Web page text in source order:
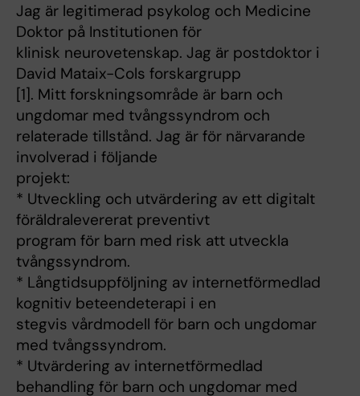
Jag är legitimerad psykolog och Medicine
Doktor på Institutionen för
klinisk neurovetenskap. Jag är postdoktor i
David Mataix-Cols forskargrupp
[1]. Mitt forskningsområde är barn och
ungdomar med tvångssyndrom och
relaterade tillstånd. Jag är för närvarande
involverad i följande
projekt:
* Utveckling och utvärdering av ett digitalt
föräldralevererat preventivt
program för barn med risk att utveckla
tvångssyndrom.
* Långtidsuppföljning av internetförmedlad
kognitiv beteendeterapi i en
stegvis vårdmodell för barn och ungdomar
med tvångssyndrom.
* Utvärdering av internetförmedlad
behandling för barn och ungdomar med